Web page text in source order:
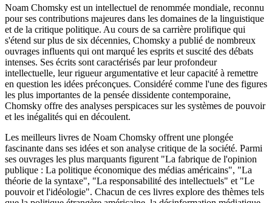
Noam Chomsky est un intellectuel de renommée mondiale, reconnu
pour ses contributions majeures dans les domaines de la linguistique
et de la critique politique. Au cours de sa carrière prolifique qui
s'étend sur plus de six décennies, Chomsky a publié de nombreux
ouvrages influents qui ont marqué les esprits et suscité des débats
intenses. Ses écrits sont caractérisés par leur profondeur
intellectuelle, leur rigueur argumentative et leur capacité à remettre
en question les idées préconçues. Considéré comme l'une des figures
les plus importantes de la pensée dissidente contemporaine,
Chomsky offre des analyses perspicaces sur les systèmes de pouvoir
et les inégalités qui en découlent.
Les meilleurs livres de Noam Chomsky offrent une plongée
fascinante dans ses idées et son analyse critique de la société. Parmi
ses ouvrages les plus marquants figurent "La fabrique de l'opinion
publique : La politique économique des médias américains", "La
théorie de la syntaxe", "La responsabilité des intellectuels" et "Le
pouvoir et l'idéologie". Chacun de ces livres explore des thèmes tels